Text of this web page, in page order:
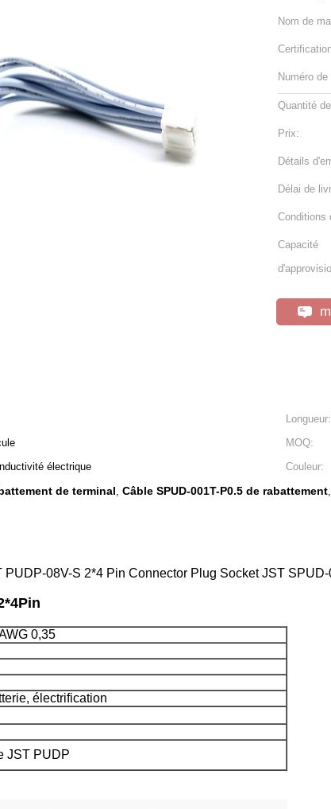
Nom de
Numéro
Quantité
Prix:
Détails
Délai de
Conditions
Capacité
Longueur:
MOQ:
électrique Couleur:
de terminal, Câble SPUD-001T-P0.5 de rabattement,
08V-S 2*4 Pin Connector Plug Socket JST
0,35
électrification
JST PUDP